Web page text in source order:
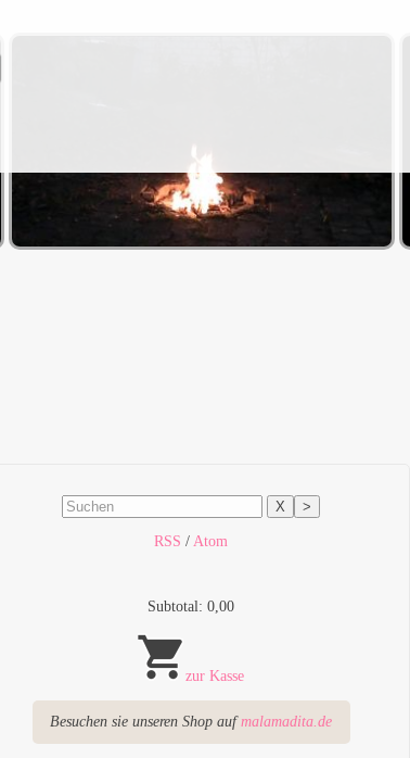
X >
RSS /Atom
Subtotal: 0,00
zur Kasse
Besuchen sie unseren Shop aufmalamadita.de